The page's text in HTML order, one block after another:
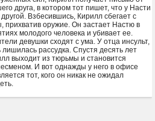
друга, в котором тот пишет, что у Насти
другой. Взбесившись, Кирилл сбегает с
прихватив оружие. Он застает Настю в
молодого человека и убивает ее.
девушки сходят с ума. У отца инсульт,
лишилась рассудка. Спустя десять лет
выходит из тюрьмы и становится
И вот однажды у него в офисе
тот, кого он никак не ожидал